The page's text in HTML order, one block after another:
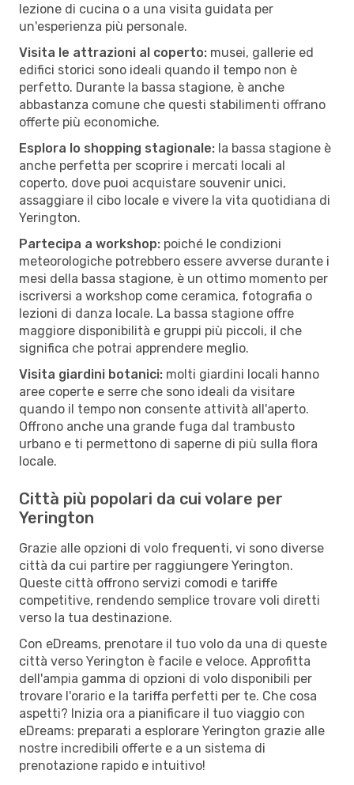
lezione di cucina o a una visita guidata per
un'esperienza più personale.
Visita le attrazioni al coperto: musei, gallerie ed
edifici storici sono ideali quando il tempo non è
perfetto. Durante la bassa stagione, è anche
abbastanza comune che questi stabilimenti offrano
offerte più economiche.
Esplora lo shopping stagionale: la bassa stagione è
anche perfetta per scoprire i mercati locali al
coperto, dove puoi acquistare souvenir unici,
assaggiare il cibo locale e vivere la vita quotidiana di
Yerington.
Partecipa a workshop: poiché le condizioni
meteorologiche potrebbero essere avverse durante i
mesi della bassa stagione, è un ottimo momento per
iscriversi a workshop come ceramica, fotografia o
lezioni di danza locale. La bassa stagione offre
maggiore disponibilità e gruppi più piccoli, il che
significa che potrai apprendere meglio.
Visita giardini botanici: molti giardini locali hanno
aree coperte e serre che sono ideali da visitare
quando il tempo non consente attività all'aperto.
Offrono anche una grande fuga dal trambusto
urbano e ti permettono di saperne di più sulla flora
locale.
Città più popolari da cui volare per
Yerington
Grazie alle opzioni di volo frequenti, vi sono diverse
città da cui partire per raggiungere Yerington.
Queste città offrono servizi comodi e tariffe
competitive, rendendo semplice trovare voli diretti
verso la tua destinazione.
Con eDreams, prenotare il tuo volo da una di queste
città verso Yerington è facile e veloce. Approfitta
dell'ampia gamma di opzioni di volo disponibili per
trovare l'orario e la tariffa perfetti per te. Che cosa
aspetti? Inizia ora a pianificare il tuo viaggio con
eDreams: preparati a esplorare Yerington grazie alle
nostre incredibili offerte e a un sistema di
prenotazione rapido e intuitivo!